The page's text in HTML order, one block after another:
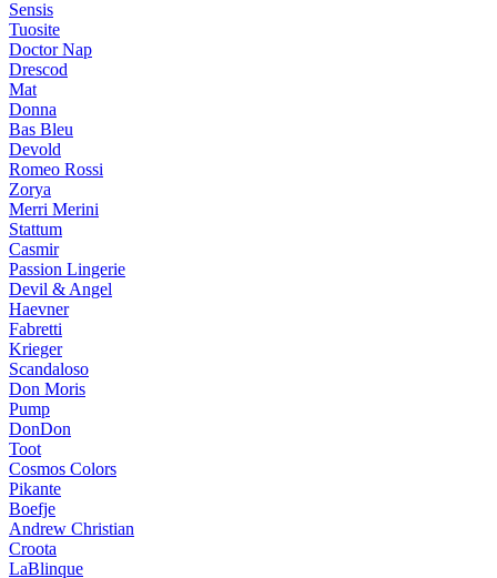
Sensis
Tuosite
Doctor Nap
Drescod
Mat
Donna
Bas Bleu
Devold
Romeo Rossi
Zorya
Merri Merini
Stattum
Casmir
Passion Lingerie
Devil & Angel
Haevner
Fabretti
Krieger
Scandaloso
Don Moris
Pump
DonDon
Toot
Cosmos Colors
Pikante
Boefje
Andrew Christian
Croota
LaBlinque